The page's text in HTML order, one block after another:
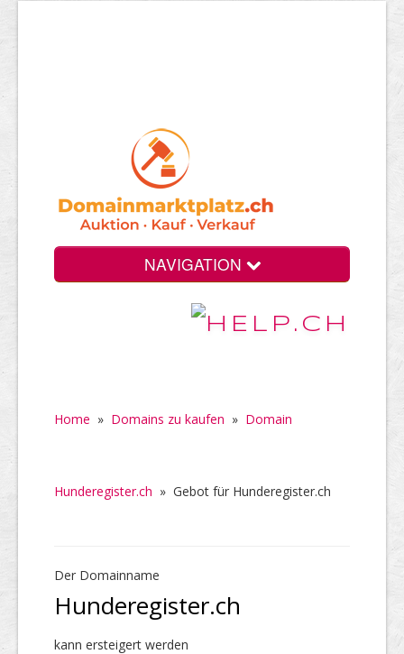
NAVIGATION
Home » Domains zu kaufen » Domain
Hunderegister.ch » Gebot für Hunderegister.ch
Der Domainname
Hunderegister.ch
kann ersteigert werden